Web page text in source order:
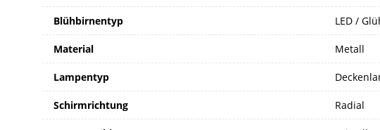
Blühbirnentyp LED /
Material Metall
Lampentyp
Schirmrichtung Radial